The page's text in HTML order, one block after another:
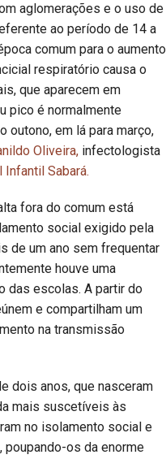
aglomerações e o uso de
ao período de 14 a
comum para o aumento
respiratório causa o
que aparecem em
pico é normalmente
outono, em lá para março,
Oliveira, infectologista
Infantil Sabará.
fora do comum está
social exigido pela
de um ano sem frequentar
houve uma
das escolas. A partir do
e compartilham um
na transmissão
dois anos, que nasceram
mais suscetíveis às
no isolamento social e
poupando-os da enorme